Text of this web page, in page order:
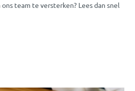
team te versterken? Lees dan snel